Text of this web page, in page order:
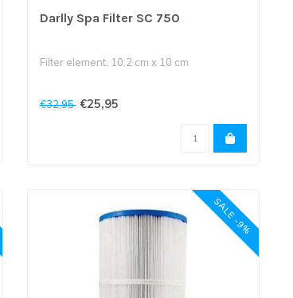
Darlly Spa Filter SC 750
Filter element, 10,2 cm x 10 cm
Bovenkant is 5 cm opening en onderkant
€32,95 €25,95
SALE -9%